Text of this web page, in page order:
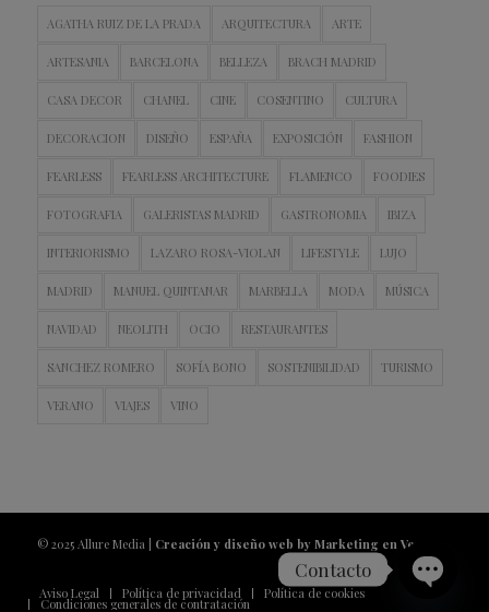
AGATHA RUIZ DE LA PRADA ARQUITECTURA ARTE
ARTESANIA BARCELONA BELLEZA BRACH MADRID
CASA DECOR CHANEL CINE COSENTINO CULTURA
DECORACION DISEÑO ESPAÑA EXPOSICIÓN FASHION
FEARLESS FEARLESS ARCHITECTURE FLAMENCO FOODIES
FOTOGRAFIA GALERISTAS MADRID GASTRONOMIA IBIZA
INTERIORISMO LAZARO ROSA-VIOLAN LIFESTYLE LUJO
MADRID MANUEL QUINTANAR MARBELLA MODA MÚSICA
NAVIDAD NEOLITH OCIO RESTAURANTES
SANCHEZ ROMERO SOFÍA BONO SOSTENIBILIDAD TURISMO
VERANO VIAJES VINO
© 2025 Allure Media | Creación y diseño web by Marketing en Vena
Aviso Legal Política de privacidad Política de cookies
Condiciones generales de contratación
Contacto